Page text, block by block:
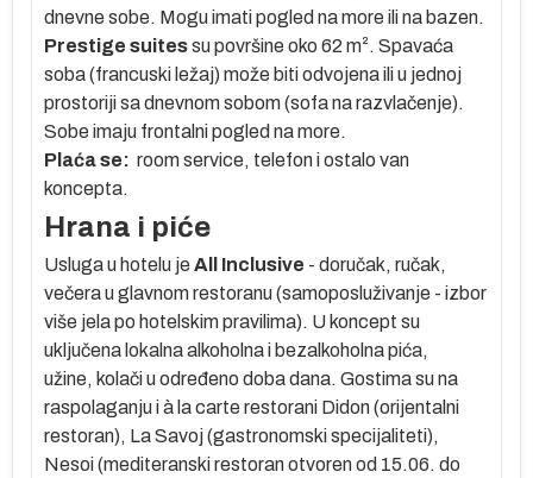
dnevne sobe. Mogu imati pogled na more ili na bazen.
Prestige suitessu površine oko 62 m². Spavaća
soba (francuski ležaj) može biti odvojena ili u jednoj
prostoriji sa dnevnom sobom (sofa na razvlačenje).
Sobe imaju frontalni pogled na more.
Plaća se: room service, telefon i ostalo van
koncepta.
Hrana i piće
Usluga u hotelu jeAll Inclusive - doručak, ručak,
večera u glavnom restoranu (samoposluživanje - izbor
više jela po hotelskim pravilima). U koncept su
uključena lokalna alkoholna i bezalkoholna pića,
užine, kolači u određeno doba dana. Gostima su na
raspolaganju i à la carte restorani Didon (orijentalni
restoran), La Savoj (gastronomski specijaliteti),
Nesoi (mediteranski restoran otvoren od 15.06. do